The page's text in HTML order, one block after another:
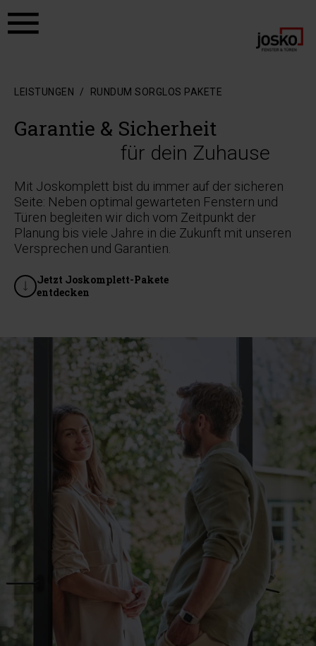
LEISTUNGEN RUNDUM SORGLOS PAKETE
Garantie & Sicherheit
für dein Zuhause
Mit Joskomplett bist du immer auf der sicheren
Seite: Neben optimal gewarteten Fenstern und
Türen begleiten wir dich vom Zeitpunkt der
Planung bis viele Jahre in die Zukunft mit unseren
Versprechen und Garantien.
Jetzt Joskomplett-Pakete
entdecken